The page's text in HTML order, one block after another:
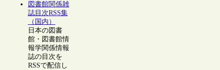
図書館関係雑
誌目次RSS集
（国内）
日本の図書
館・図書館情
報学関係情報
誌の目次を
RSSで配信し